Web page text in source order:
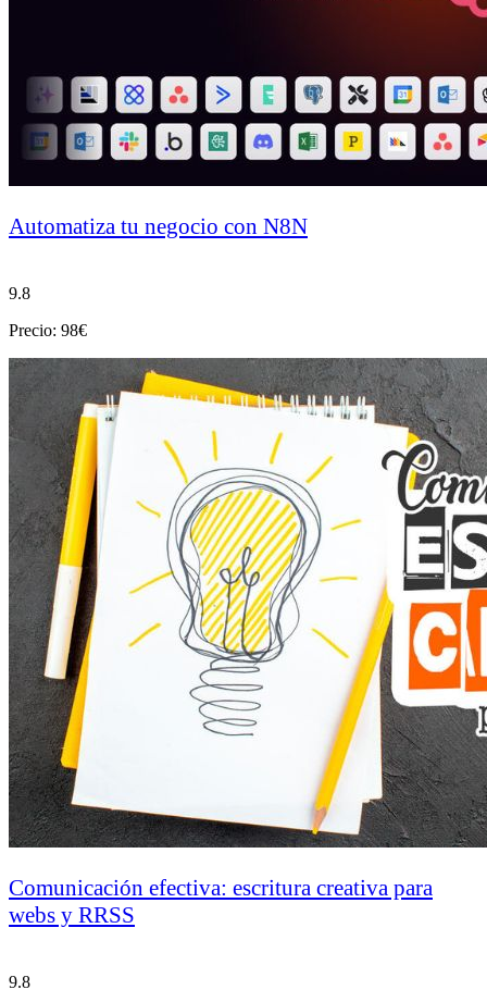
Automatiza tu negocio con N8N
9.8
Precio: 98€
Comunicación efectiva: escritura creativa para
webs y RRSS
9.8